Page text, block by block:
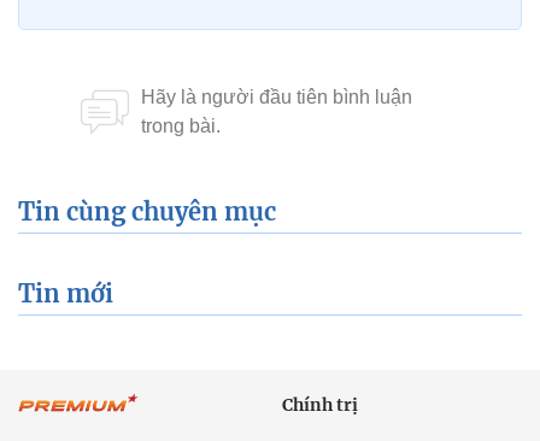
Tin cùng chuyên mục
Tin mới
Chính trị